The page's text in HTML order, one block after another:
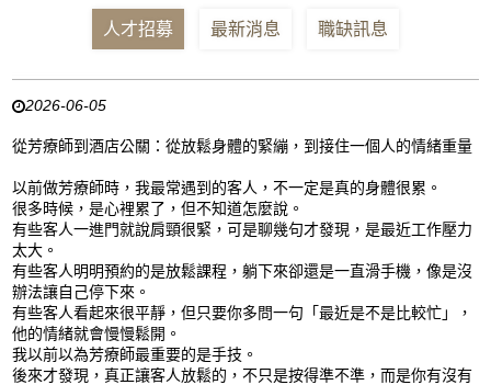
人才招募 最新消息 職缺訊息
2026-06-05
從芳療師到酒店公關：從放鬆身體的緊繃，到接住一個人的情緒重量
以前做芳療師時，我最常遇到的客人，不一定是真的身體很累。
很多時候，是心裡累了，但不知道怎麼說。
有些客人一進門就說肩頸很緊，可是聊幾句才發現，是最近工作壓力
太大。
有些客人明明預約的是放鬆課程，躺下來卻還是一直滑手機，像是沒
辦法讓自己停下來。
有些客人看起來很平靜，但只要你多問一句「最近是不是比較忙」，
他的情緒就會慢慢鬆開。
我以前以為芳療師最重要的是手技。
後來才發現，真正讓客人放鬆的，不只是按得準不準，而是你有沒有